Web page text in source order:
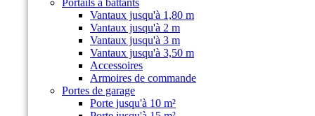
Portails à battants
Vantaux jusqu'à 1,80 m
Vantaux jusqu'à 2 m
Vantaux jusqu'à 3 m
Vantaux jusqu'à 3,50 m
Accessoires
Armoires de commande
Portes de garage
Porte jusqu'à 10 m²